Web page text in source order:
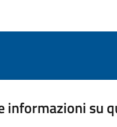
informazioni su